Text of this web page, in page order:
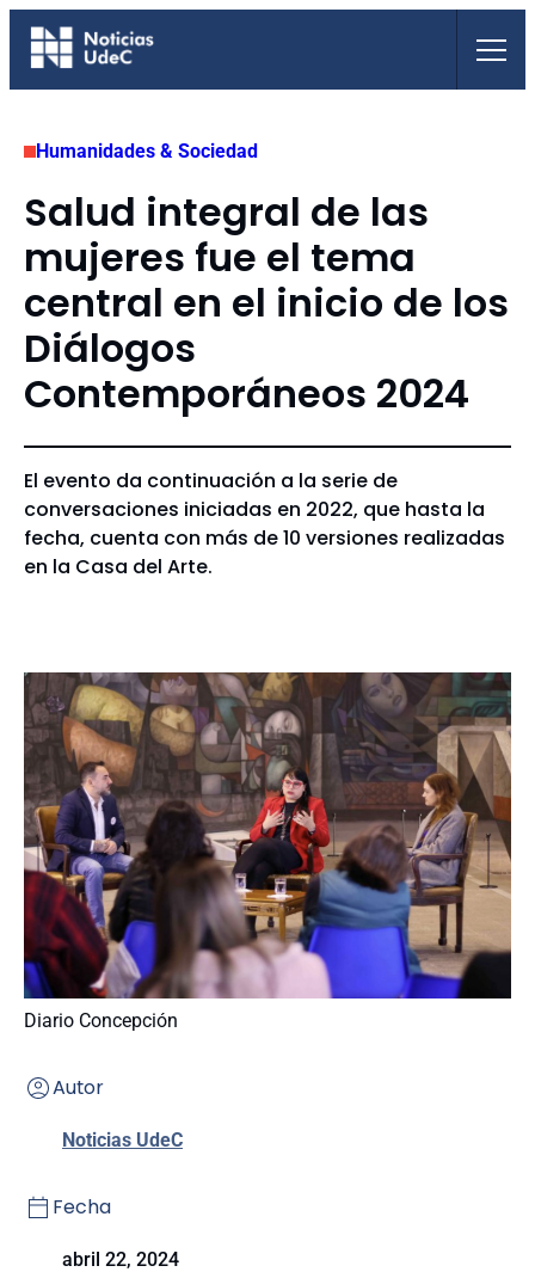
Saltar
Humanidades & Sociedad
Salud integral de las
mujeres fue el tema
central en el inicio de los
Diálogos
Contemporáneos 2024
El evento da continuación a la serie de
conversaciones iniciadas en 2022, que hasta la
fecha, cuenta con más de 10 versiones realizadas
en la Casa del Arte.
Diario Concepción
Autor
Noticias UdeC
Fecha
abril 22, 2024